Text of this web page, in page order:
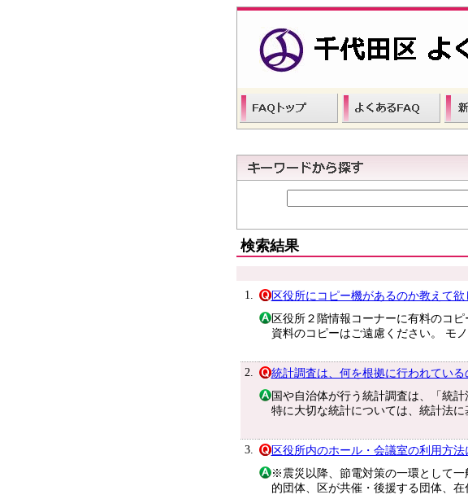
検索結果
1.
区役所にコピー機があるのか教えて欲
区役所２階情報コーナーに有料のコ
資料のコピーはご遠慮ください。 モ
2.
統計調査は、何を根拠に行われている
国や自治体が行う統計調査は、「統
特に大切な統計については、統計法
3.
区役所内のホール・会議室の利用方
※震災以降、節電対策の一環として一
的団体、区が共催・後援する団体、